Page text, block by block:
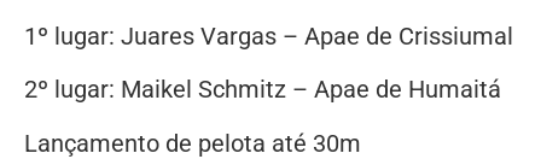
1º lugar: Juares Vargas – Apae de Crissiumal
2º lugar: Maikel Schmitz – Apae de Humaitá
Lançamento de pelota até 30m